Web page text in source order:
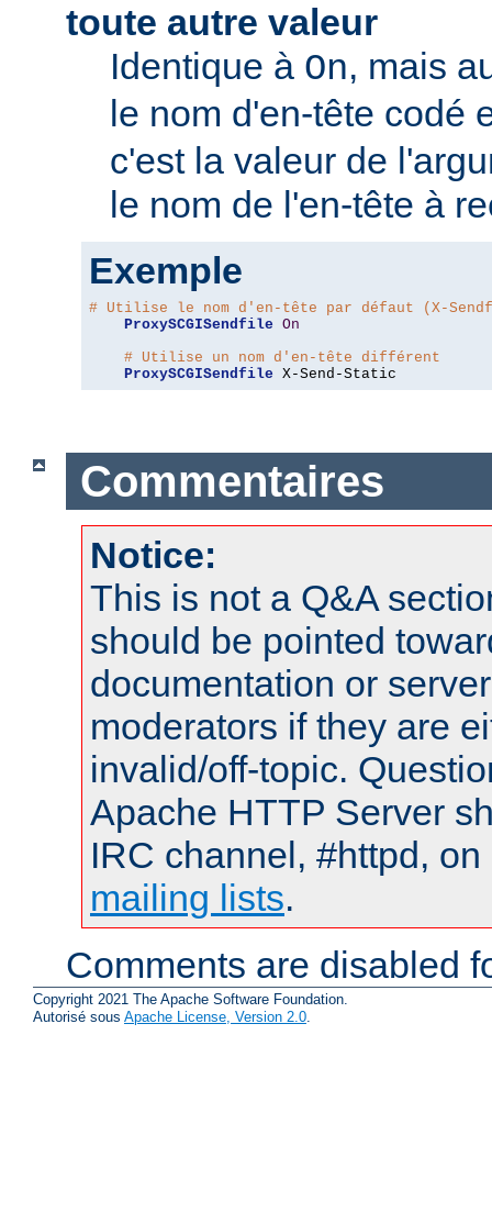
toute autre valeur
Identique à On, mais
le nom d'en-tête codé
c'est la valeur de
le nom de l'en-tête à
Exemple
# Utilise le nom d'en-tête par défaut (X-
ProxySCGISendfile On
# Utilise un nom d'en-tête différent
ProxySCGISendfile X-Send-Static
Commentaires
Notice:
This is not a Q&A
should be pointed
documentation or
moderators if they are
invalid/off-topic.
Apache HTTP Server
IRC channel, #httpd,
mailing lists.
Comments are disabled
Copyright 2021 The Apache Software Foundation.
Autorisé sous Apache License, Version 2.0